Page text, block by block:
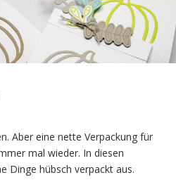
Aber eine nette Verpackung für
mal wieder. In diesen
Dinge hübsch verpackt aus.